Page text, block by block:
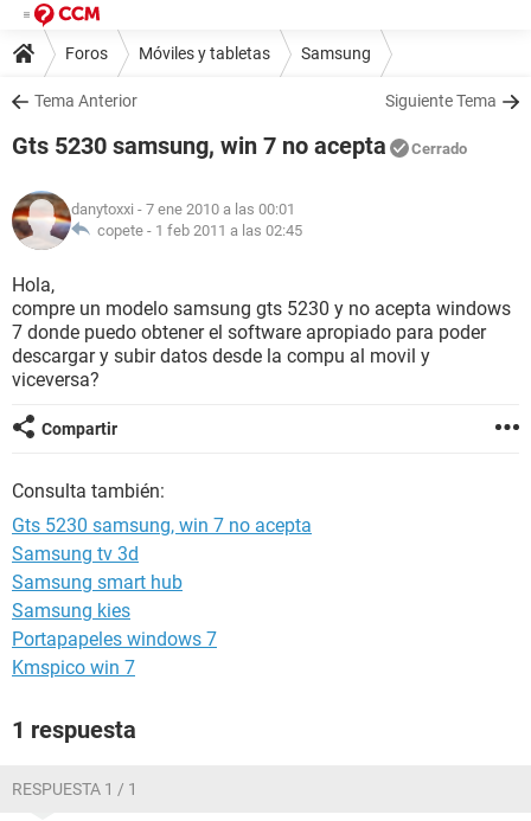
Foros Móviles y tabletas Samsung
Tema Anterior Siguiente Tema
Gts 5230 samsung, win 7 no acepta Cerrado
danytoxxi - 7 ene 2010 a las 00:01
copete - 1 feb 2011 a las 02:45
Hola,
compre un modelo samsung gts 5230 y no acepta windows
7 donde puedo obtener el software apropiado para poder
descargar y subir datos desde la compu al movil y
viceversa?
Compartir
Consulta también:
Gts 5230 samsung, win 7 no acepta
Samsung tv 3d
Samsung smart hub
Samsung kies
Portapapeles windows 7
Kmspico win 7
1 respuesta
RESPUESTA 1 / 1